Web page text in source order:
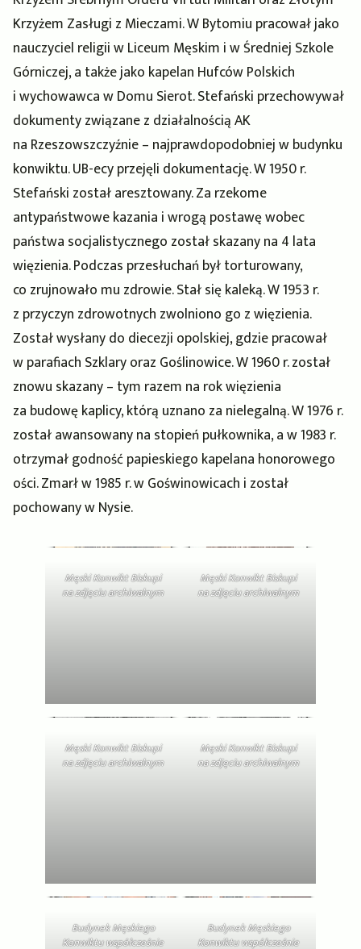
Krzyżem Zasługi z Mieczami. W Bytomiu pracował jako
nauczyciel religii w Liceum Męskim i w Średniej Szkole
Górniczej, a także jako kapelan Hufców Polskich
i wychowawca w Domu Sierot. Stefański przechowywał
dokumenty związane z działalnością AK
na Rzeszowszczyźnie – najprawdopodobniej w budynku
konwiktu. UB-ecy przejęli dokumentację. W 1950 r.
Stefański został aresztowany. Za rzekome
antypaństwowe kazania i wrogą postawę wobec
państwa socjalistycznego został skazany na 4 lata
więzienia. Podczas przesłuchań był torturowany,
co zrujnowało mu zdrowie. Stał się kaleką. W 1953 r.
z przyczyn zdrowotnych zwolniono go z więzienia.
Został wysłany do diecezji opolskiej, gdzie pracował
w parafiach Szklary oraz Goślinowice. W 1960 r. został
znowu skazany – tym razem na rok więzienia
za budowę kaplicy, którą uznano za nielegalną. W 1976 r.
został awansowany na stopień pułkownika, a w 1983 r.
otrzymał godność papieskiego kapelana honorowego
ości. Zmarł w 1985 r. w Goświnowicach i został
pochowany w Nysie.
Męski Konwikt Biskupi
na zdjęciu archiwalnym
Męski Konwikt Biskupi
na zdjęciu archiwalnym
Męski Konwikt Biskupi
na zdjęciu archiwalnym
Męski Konwikt Biskupi
na zdjęciu archiwalnym
Budynek Męskiego
Konwiktu współcześnie
Budynek Męskiego
Konwiktu współcześnie